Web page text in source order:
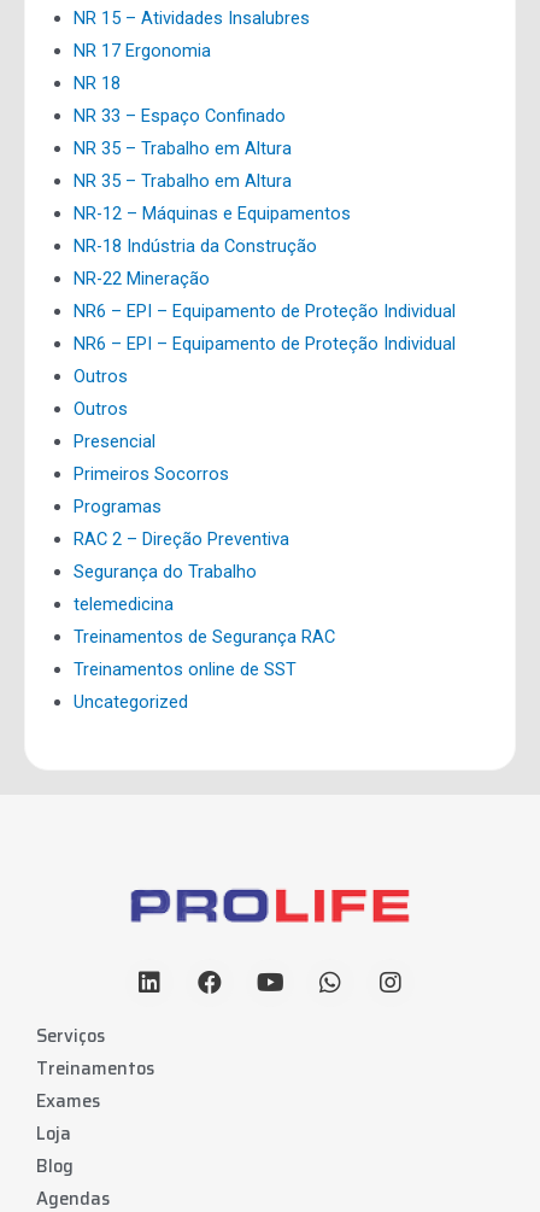
NR 15 – Atividades Insalubres
NR 17 Ergonomia
NR 18
NR 33 – Espaço Confinado
NR 35 – Trabalho em Altura
NR 35 – Trabalho em Altura
NR-12 – Máquinas e Equipamentos
NR-18 Indústria da Construção
NR-22 Mineração
NR6 – EPI – Equipamento de Proteção Individual
NR6 – EPI – Equipamento de Proteção Individual
Outros
Outros
Presencial
Primeiros Socorros
Programas
RAC 2 – Direção Preventiva
Segurança do Trabalho
telemedicina
Treinamentos de Segurança RAC
Treinamentos online de SST
Uncategorized
Serviços
Treinamentos
Exames
Loja
Blog
Agendas